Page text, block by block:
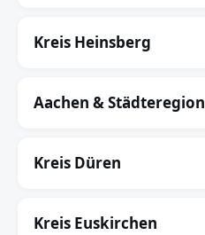
Kreis Heinsberg
Aachen & Städteregion
Kreis Düren
Kreis Euskirchen